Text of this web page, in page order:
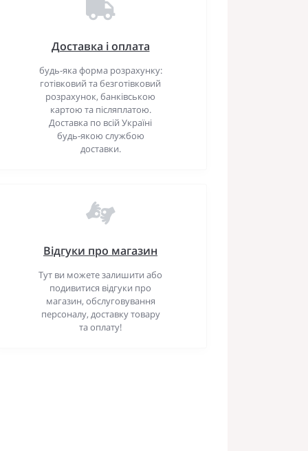
Доставка і оплата
будь-яка форма розрахунку:
готівковий та безготівковий
розрахунок, банківською
картою та післяплатою.
Доставка по всій Україні
будь-якою службою
доставки.
Відгуки про магазин
Тут ви можете залишити або
подивитися відгуки про
магазин, обслуговування
персоналу, доставку товару
та оплату!